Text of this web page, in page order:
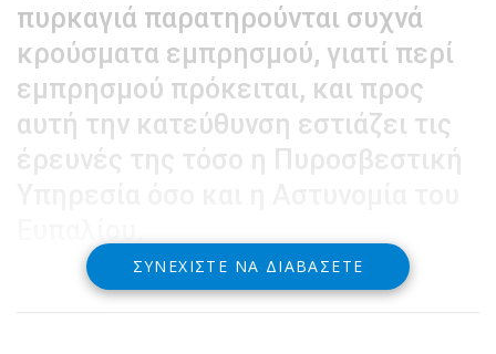
πυρκαγιά παρατηρούνται συχνά
κρούσματα εμπρησμού, γιατί περί
εμπρησμού πρόκειται, και προς
αυτή την κατεύθυνση εστιάζει τις
έρευνές της τόσο η Πυροσβεστική
ΣΥΝΕΧΊΣΤΕ ΝΑ ΔΙΑΒΆΣΕΤΕ